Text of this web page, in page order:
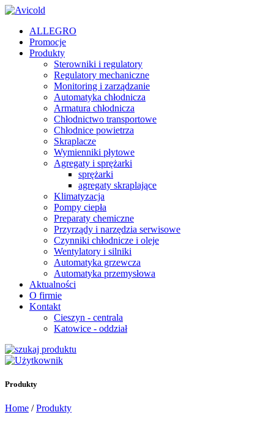
ALLEGRO
Promocje
Produkty
Sterowniki i regulatory
Regulatory mechaniczne
Monitoring i zarządzanie
Automatyka chłodnicza
Armatura chłodnicza
Chłodnictwo transportowe
Chłodnice powietrza
Skraplacze
Wymienniki płytowe
Agregaty i sprężarki
sprężarki
agregaty skraplające
Klimatyzacja
Pompy ciepła
Preparaty chemiczne
Przyrządy i narzędzia serwisowe
Czynniki chłodnicze i oleje
Wentylatory i silniki
Automatyka grzewcza
Automatyka przemysłowa
Aktualności
O firmie
Kontakt
Cieszyn - centrala
Katowice - oddział
Produkty
Home /Produkty